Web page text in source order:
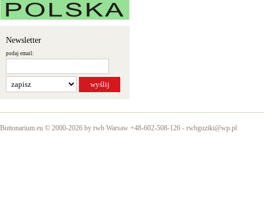
Newsletter
podaj email:
Buttonarium.eu © 2000-2026 by rwb Warsaw +48-602-508-126 - rwbguziki@wp.pl